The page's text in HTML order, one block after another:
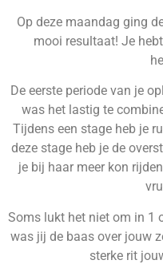
Op deze maandag ging
mooi resultaat! Je
De eerste periode van je
was het lastig te
Tijdens een stage heb je
deze stage heb je de
je bij haar meer kon
Soms lukt het niet om in 1
was jij de baas over jouw
sterke rit